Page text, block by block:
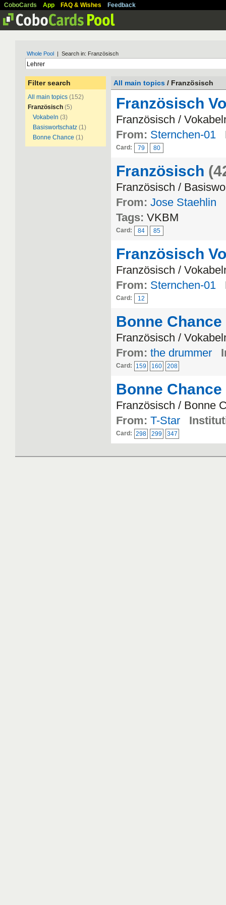
CoboCards App FAQ & Wishes Feedback
Whole Pool | Search in: Französisch
Filter search
All main topics (152)
Französisch (5)
Vokabeln (3)
Basiswortschatz (1)
Bonne Chance (1)
All main topics / Französisch
Französisch
Französisch /
From: Sternchen-01
Card: 79 80
Französisch
Französisch /
From: Jose Staehlin
Tags: VKBM
Card: 84 85
Französisch
Französisch /
From: Sternchen-01
Card: 12
Bonne Chance
Französisch /
From: the drummer
Card: 159 160 208
Bonne Chance
Französisch / Bonne
From: T-Star
Card: 298 299 347